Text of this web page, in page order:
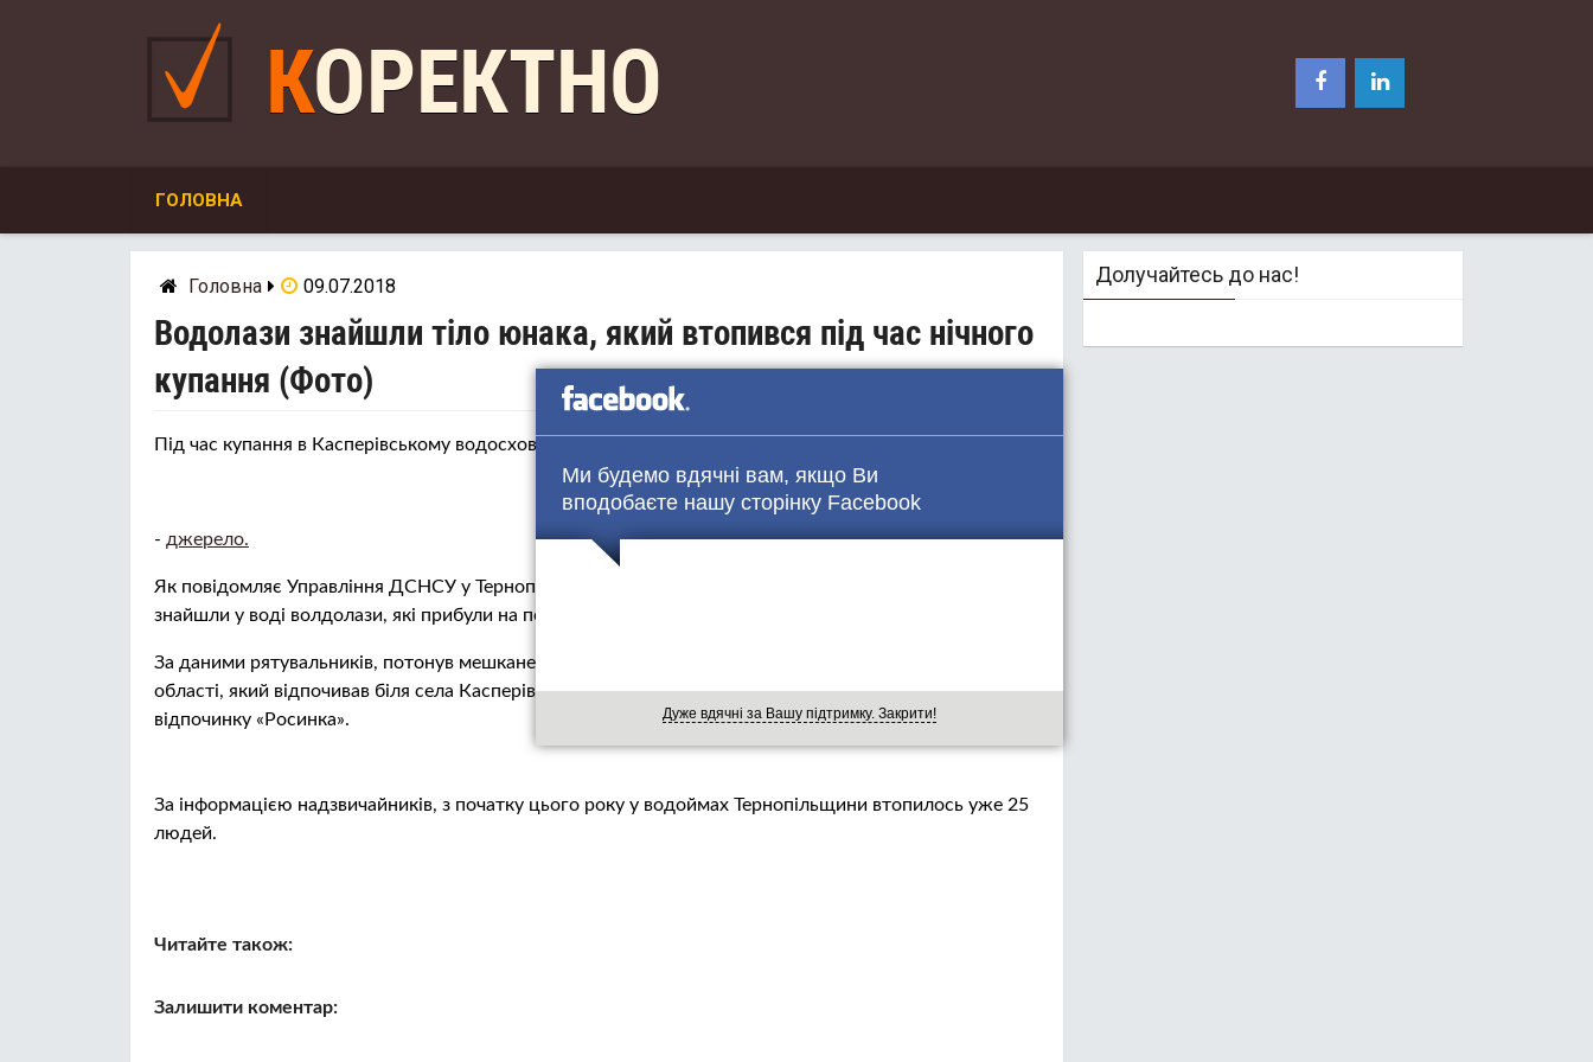
Ми будемо вдячні вам, якщо Ви
вподобаєте нашу сторінку Facebook
Дуже вдячні за Вашу підтримку. Закрити!
КОРЕКТНО
ГОЛОВНА
Головна 09.07.2018
Водолази знайшли тіло юнака, який втопився під час нічного
купання (Фото)
Під час купання в Касперівському водосховищі близько 3 години 9 липня зник 19-річний юнак.
- джерело.
Як повідомляє Управління ДСНСУ у Тернопільській області, його тіло сьогодні близько 13 години
знайшли у воді волдолази, які прибули на пошук зниклого.
За даними рятувальників, потонув мешканець села Борівці Кіцманського району Чернівецької
області, який відпочивав біля села Касперівці Заліщицького району Тернопільщини на базі
відпочинку «Росинка».
За інформацією надзвичайників, з початку цього року у водоймах Тернопільщини втопилось уже 25
людей.
Читайте також:
Залишити коментар:
Долучайтесь до нас!